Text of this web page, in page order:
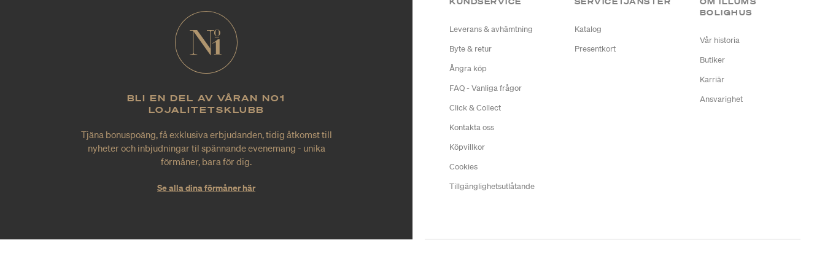
BLI EN DEL AV VÅRAN NO1
LOJALITETSKLUBB
Tjäna bonuspoäng, få exklusiva erbjudanden, tidig åtkomst till
nyheter och inbjudningar til spännande evenemang - unika
förmåner, bara för dig.
Se alla dina förmåner här
Leverans & avhämtning
Byte & retur
Ångra köp
FAQ - Vanliga frågor
Click & Collect
Kontakta oss
Köpvillkor
Cookies
Tillgänglighetsutlåtande
Katalog
Presentkort
BOLIGHUS
Vår historia
Butiker
Karriär
Ansvarighet